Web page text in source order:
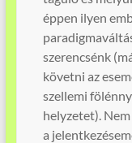
éppen ilyen
szerencsénk
követni az
szellemi
helyzetet).
a